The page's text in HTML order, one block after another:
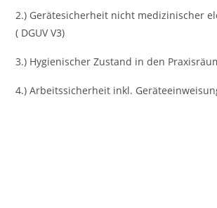
2.) Gerätesicherheit nicht medizinischer
( DGUV V3)
3.) Hygienischer Zustand in den
4.) Arbeitssicherheit inkl.